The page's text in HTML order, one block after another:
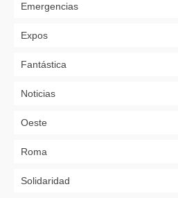
Emergencias
Expos
Fantástica
Noticias
Oeste
Roma
Solidaridad